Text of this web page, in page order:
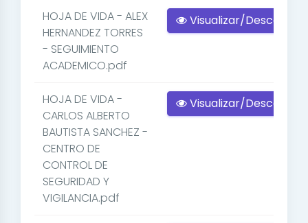
HOJA DE VIDA - ALEX
HERNANDEZ TORRES
- SEGUIMIENTO
ACADEMICO.pdf
Visualizar/Descargar
HOJA DE VIDA -
CARLOS ALBERTO
BAUTISTA SANCHEZ -
CENTRO DE
CONTROL DE
SEGURIDAD Y
VIGILANCIA.pdf
Visualizar/Descargar